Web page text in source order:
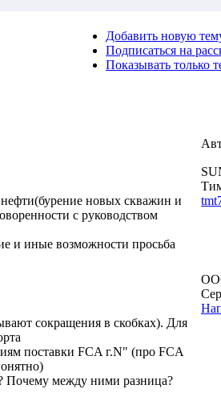
Добавить новую
Подписаться на
Показывать только
новых скважин и
с руководством
и иные возможности просьба
сокращения в скобках). Для
поставки FCA г.N" (про FCA
Почему между ними разница?